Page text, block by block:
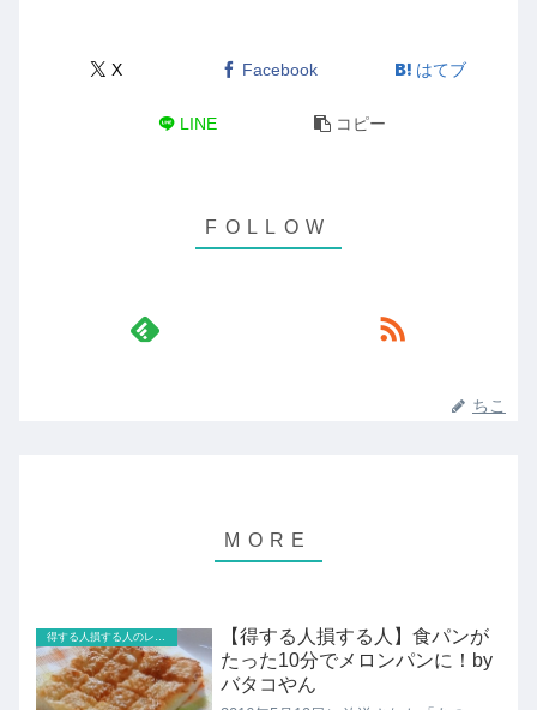
X Facebook はてブ
LINE コピー
ちこ
得する人損する人のレシピ
【得する人損する人】食パンが
たった10分でメロンパンに！by
バタコやん